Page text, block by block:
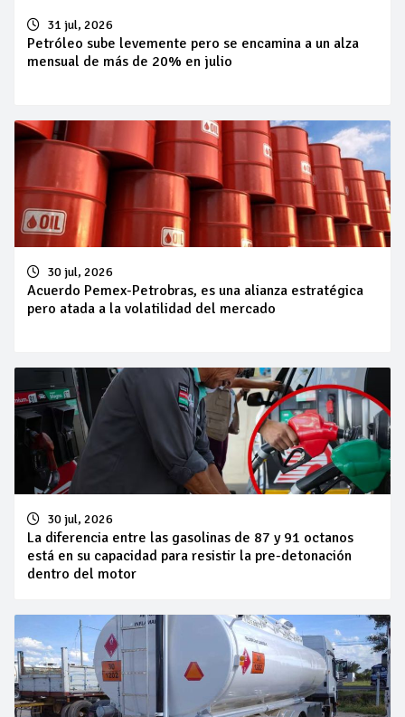
31 jul, 2026
Petróleo sube levemente pero se encamina a un alza
mensual de más de 20% en julio
30 jul, 2026
Acuerdo Pemex-Petrobras, es una alianza estratégica
pero atada a la volatilidad del mercado
30 jul, 2026
La diferencia entre las gasolinas de 87 y 91 octanos
está en su capacidad para resistir la pre-detonación
dentro del motor